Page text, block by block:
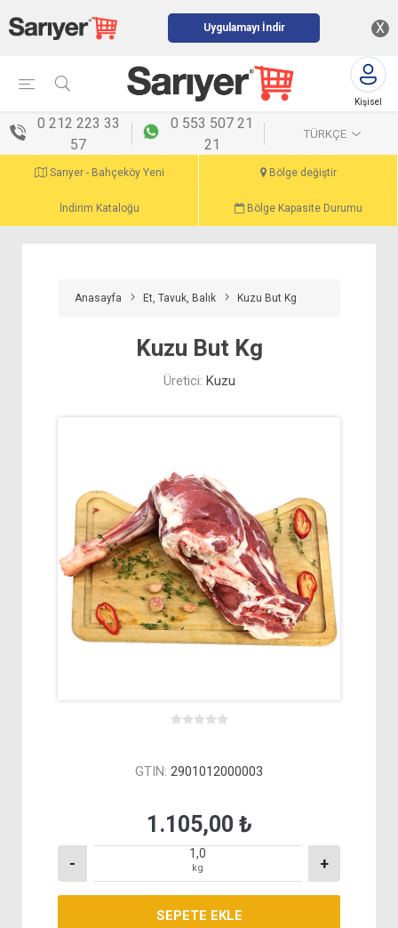
Uygulamayı İndir X
Kişisel
0 212 223 33
57
0 553 507 21
21
TÜRKÇE
Sarıyer - Bahçeköy Yeni Bölge değiştir
İndirim Kataloğu Bölge Kapasite Durumu
Anasayfa Et, Tavuk, Balık Kuzu But Kg
Kuzu But Kg
Üretici: Kuzu
GTIN: 2901012000003
1.105,00 ₺
- kg +